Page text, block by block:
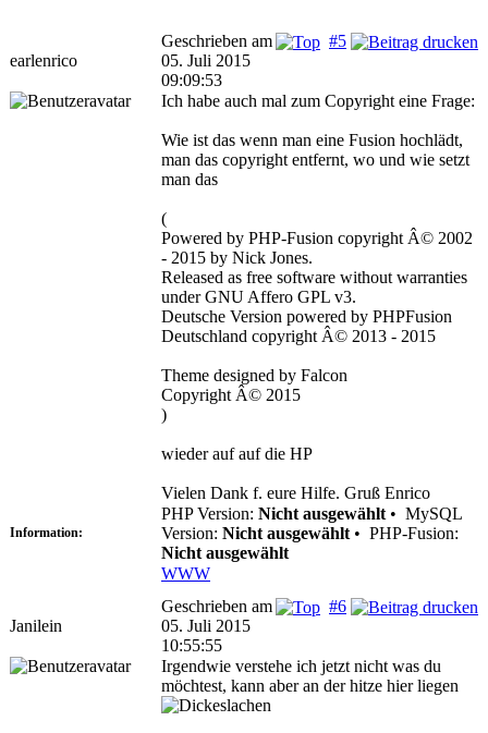
earlenrico
#5
Geschrieben am
05. Juli 2015
09:09:53
Ich habe auch mal zum Copyright eine Frage:
Wie ist das wenn man eine Fusion hochlädt,
man das copyright entfernt, wo und wie setzt
man das
(
Powered by PHP-Fusion copyright Â© 2002
- 2015 by Nick Jones.
Released as free software without warranties
under GNU Affero GPL v3.
Deutsche Version powered by PHPFusion
Deutschland copyright Â© 2013 - 2015
Theme designed by Falcon
Copyright Â© 2015
)
wieder auf auf die HP
Vielen Dank f. eure Hilfe. Gruß Enrico
Information:
PHP Version: Nicht ausgewählt • MySQL
Version: Nicht ausgewählt • PHP-Fusion:
Nicht ausgewählt
WWW
Janilein
#6
Geschrieben am
05. Juli 2015
10:55:55
Irgendwie verstehe ich jetzt nicht was du
möchtest, kann aber an der hitze hier liegen